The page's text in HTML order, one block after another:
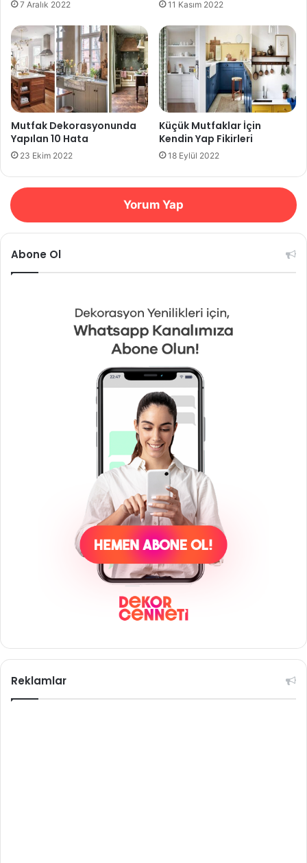
7 Aralık 2022 11 Kasım 2022
Mutfak Dekorasyonunda
Yapılan 10 Hata
23 Ekim 2022
Küçük Mutfaklar İçin
Kendin Yap Fikirleri
18 Eylül 2022
Yorum Yap
Abone Ol
Reklamlar